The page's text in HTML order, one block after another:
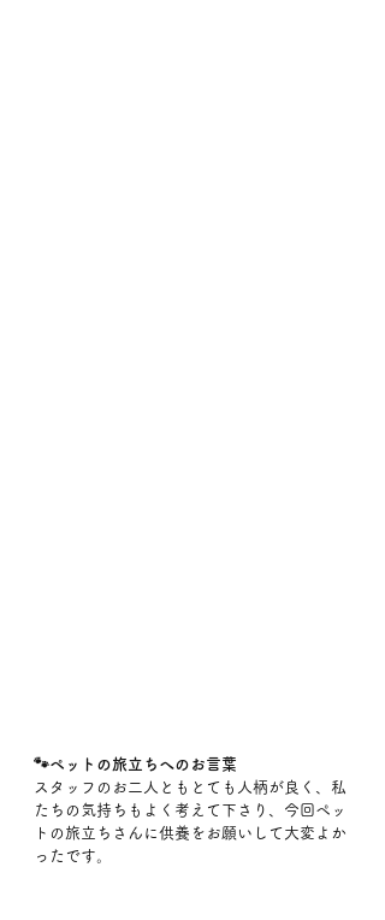
🐾ペットの旅立ちへのお言葉
スタッフのお二人ともとても人柄が良く、私
たちの気持ちもよく考えて下さり、今回ペッ
トの旅立ちさんに供養をお願いして大変よか
ったです。